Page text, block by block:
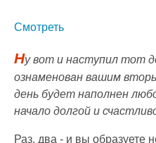
Смотреть
Ну вот и наступил тот
ознаменован вашим
день будет наполнен
начало долгой и
Раз, два - и вы образуете